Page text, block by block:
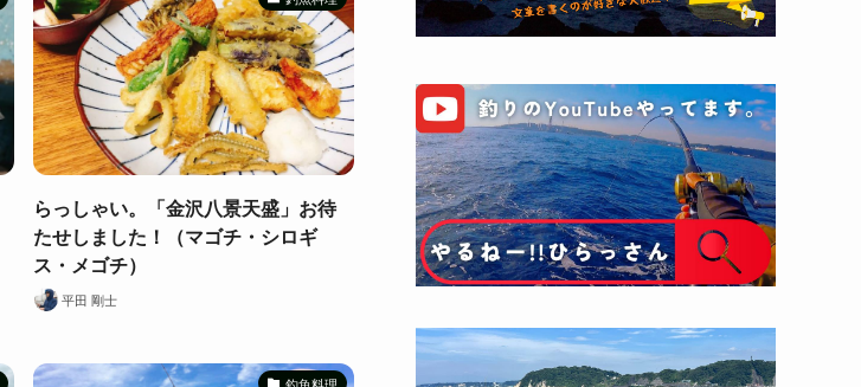
らっしゃい。「金沢八景天盛」お待
たせしました！（マゴチ・シロギ
ス・メゴチ）
平田 剛士
釣魚料理